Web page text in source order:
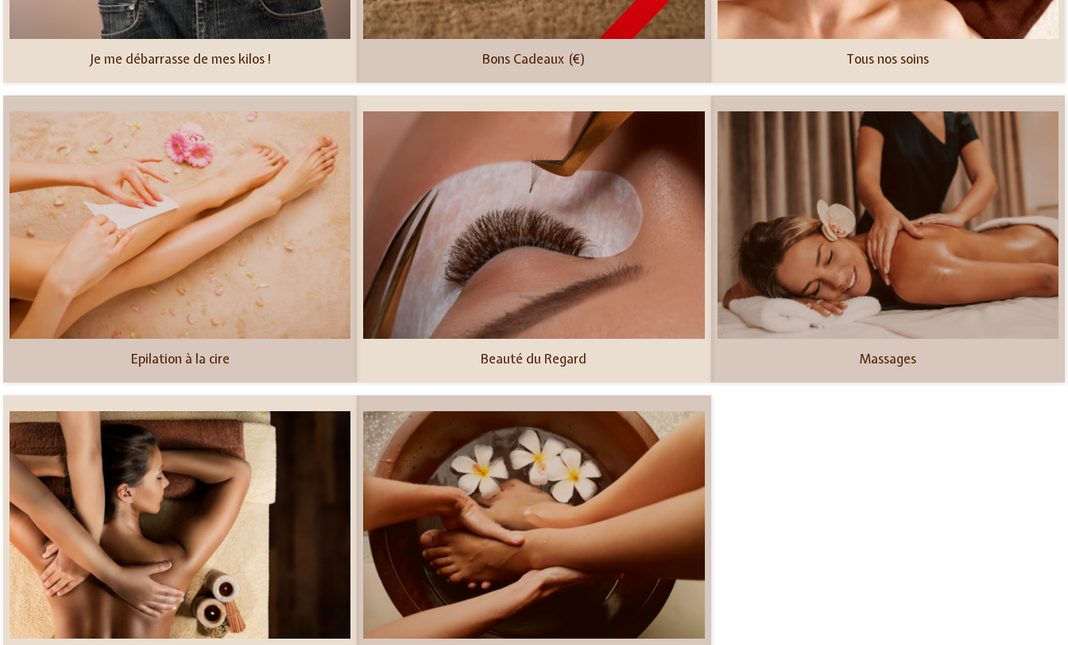
Je me débarrasse de mes kilos ! Bons Cadeaux (€) Tous nos soins
Epilation à la cire Beauté du Regard Massages